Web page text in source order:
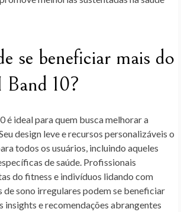
se beneficiar mais do
10?
é ideal para quem busca melhorar a
design leve e recursos personalizáveis o
todos os usuários, incluindo aqueles
de saúde. Profissionais
do fitness e indivíduos lidando com
de sono irregulares podem se beneficiar
e recomendações abrangentes